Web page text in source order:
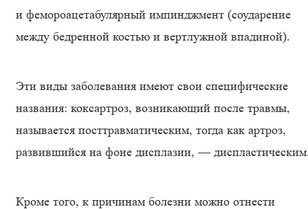
и фемороацетабулярный импинджмент (соударение
между бедренной костью и вертлужной впадиной).
Эти виды заболевания имеют свои специфические
названия: коксартроз, возникающий после травмы,
называется посттравматическим, тогда как артроз,
развившийся на фоне дисплазии, —
Кроме того, к причинам болезни можно отнести